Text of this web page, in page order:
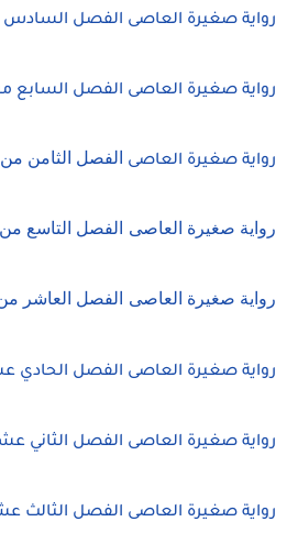
رواية صغيرة العاصى الفصل السادس
رواية صغيرة العاصى الفصل السابع
رواية صغيرة العاصى الفصل الثامن من
رواية صغيرة العاصى الفصل التاسع من
رواية صغيرة العاصى الفصل العاشر
رواية صغيرة العاصى الفصل الحادي
رواية صغيرة العاصى الفصل الثاني
رواية صغيرة العاصى الفصل الثالث